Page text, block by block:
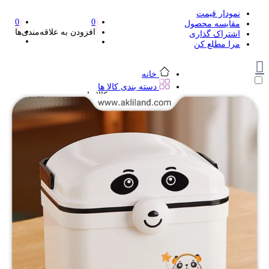
نمودار قیمت
مقایسه محصول
اشتراک گذاری
مرا مطلع کن
0
افزودن به علاقه‌مندی‌ها
0
خانه
دسته بندی کالا ها
دسته بندی کالا ها
لوازم تحریر و هنر
لوازم تحریر و هنر
مداد
پاک کن و غلط گیر
مداد تراش
خودکار و خودکار فشاری
ماژیک ها
دفترچه یادداشت
استیکر
خط کش و گونیا